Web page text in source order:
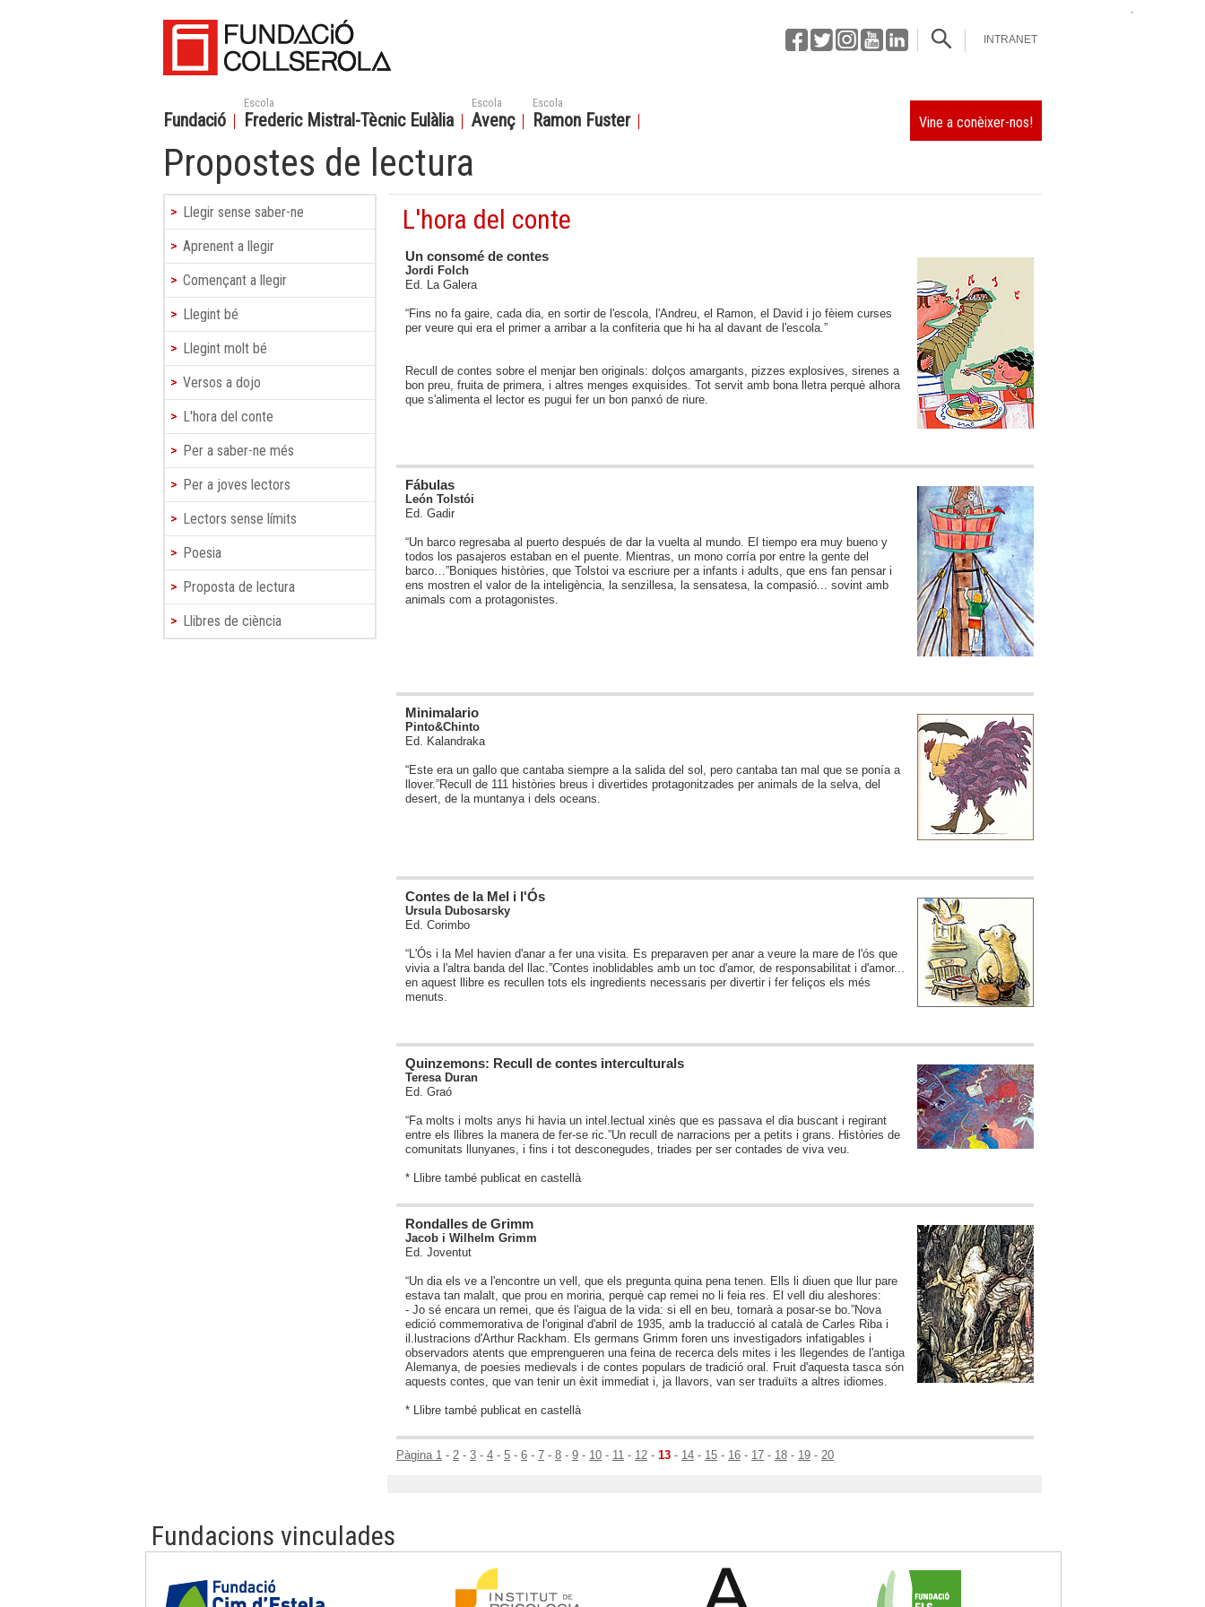
INTRANET
Fundació
Escola
Frederic Mistral-Tècnic Eulàlia
Escola
Avenç
Escola
Ramon Fuster Vine a conèixer-nos!
Propostes de lectura
Llegir sense saber-ne
Aprenent a llegir
Començant a llegir
Llegint bé
Llegint molt bé
Versos a dojo
L'hora del conte
Per a saber-ne més
Per a joves lectors
Lectors sense límits
Poesia
Proposta de lectura
Llibres de ciència
L'hora del conte
Un consomé de contes
Jordi Folch
Ed. La Galera
“Fins no fa gaire, cada dia, en sortir de l'escola, l'Andreu, el Ramon, el David i jo fèiem curses
per veure qui era el primer a arribar a la confiteria que hi ha al davant de l'escola.”
Recull de contes sobre el menjar ben originals: dolços amargants, pizzes explosives, sirenes a
bon preu, fruita de primera, i altres menges exquisides. Tot servit amb bona lletra perquè alhora
que s'alimenta el lector es pugui fer un bon panxó de riure.
Fábulas
León Tolstói
Ed. Gadir
“Un barco regresaba al puerto después de dar la vuelta al mundo. El tiempo era muy bueno y
todos los pasajeros estaban en el puente. Mientras, un mono corría por entre la gente del
barco…”Boniques històries, que Tolstoi va escriure per a infants i adults, que ens fan pensar i
ens mostren el valor de la inteligència, la senzillesa, la sensatesa, la compasió... sovint amb
animals com a protagonistes.
Minimalario
Pinto&Chinto
Ed. Kalandraka
“Este era un gallo que cantaba siempre a la salida del sol, pero cantaba tan mal que se ponía a
llover.”Recull de 111 històries breus i divertides protagonitzades per animals de la selva, del
desert, de la muntanya i dels oceans.
Contes de la Mel i l'Ós
Ursula Dubosarsky
Ed. Corimbo
“L'Ós i la Mel havien d'anar a fer una visita. Es preparaven per anar a veure la mare de l'ós que
vivia a l'altra banda del llac.”Contes inoblidables amb un toc d'amor, de responsabilitat i d'amor...
en aquest llibre es recullen tots els ingredients necessaris per divertir i fer feliços els més
menuts.
Quinzemons: Recull de contes interculturals
Teresa Duran
Ed. Graó
“Fa molts i molts anys hi havia un intel.lectual xinès que es passava el dia buscant i regirant
entre els llibres la manera de fer-se ric.”Un recull de narracions per a petits i grans. Històries de
comunitats llunyanes, i fins i tot desconegudes, triades per ser contades de viva veu.
* Llibre també publicat en castellà
Rondalles de Grimm
Jacob i Wilhelm Grimm
Ed. Joventut
“Un dia els ve a l'encontre un vell, que els pregunta quina pena tenen. Ells li diuen que llur pare
estava tan malalt, que prou en moriria, perquè cap remei no li feia res. El vell diu aleshores:
- Jo sé encara un remei, que és l'aigua de la vida: si ell en beu, tornarà a posar-se bo.”Nova
edició commemorativa de l'original d'abril de 1935, amb la traducció al català de Carles Riba i
il.lustracions d'Arthur Rackham. Els germans Grimm foren uns investigadors infatigables i
observadors atents que emprengueren una feina de recerca dels mites i les llegendes de l'antiga
Alemanya, de poesies medievals i de contes populars de tradició oral. Fruit d'aquesta tasca són
aquests contes, que van tenir un èxit immediat i, ja llavors, van ser traduïts a altres idiomes.
* Llibre també publicat en castellà
Pàgina 1 - 2 - 3 - 4 - 5 - 6 - 7 - 8 - 9 - 10 - 11 - 12 - 13 - 14 - 15 - 16 - 17 - 18 - 19 - 20
Fundacions vinculades
`